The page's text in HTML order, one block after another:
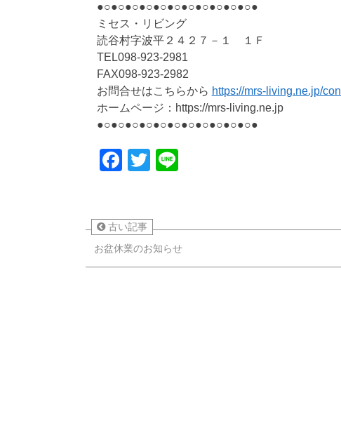
●○●○●○●○●○●○●○●○●○●○●○●
ミセス・リビング
読谷村字波平２４２７－１ １Ｆ
TEL098-923-2981
FAX098-923-2982
お問合せはこちらから https://mrs-living.ne.jp/
ホームページ：https://mrs-living.ne.jp
●○●○●○●○●○●○●○●○●○●○●○●
Facebook
Twitter
古い記事
お盆休業のお知らせ